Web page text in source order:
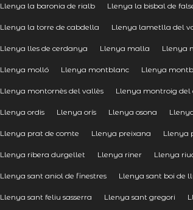
Llenya la baronia de rialb Llenya la bisbal de
Llenya la torre de cabdella Llenya lametlla del
Llenya lles de cerdanya Llenya malla Llenya
Llenya molló Llenya montblanc Llenya
Llenya montornès del vallès Llenya montroig del
Llenya ordis Llenya orís Llenya osona
Llenya prat de comte Llenya preixana Llenya
Llenya ribera durgellet Llenya riner Llenya
Llenya sant aniol de finestres Llenya sant boi de
Llenya sant feliu sasserra Llenya sant gregori